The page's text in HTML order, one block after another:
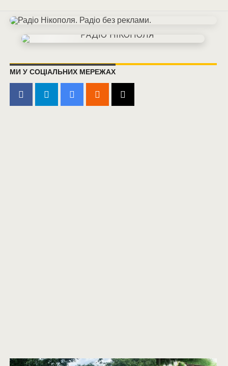
МИ У СОЦІАЛЬНИХ МЕРЕЖАХ